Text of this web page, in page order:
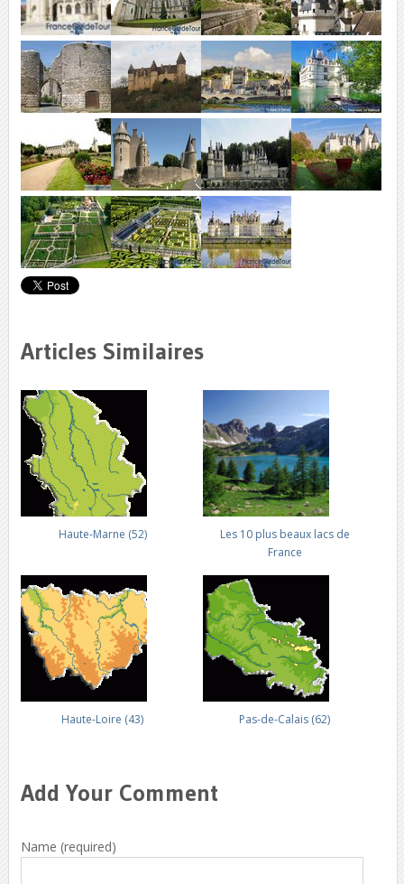
Articles Similaires
Haute-Marne (52)
Les 10 plus beaux lacs de
France
Haute-Loire (43) Pas-de-Calais (62)
Add Your Comment
Name (required)